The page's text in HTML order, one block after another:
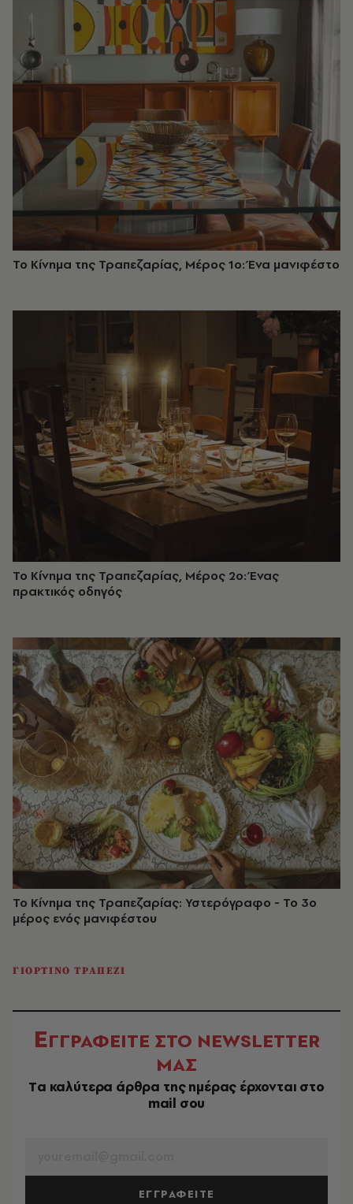
Το Κίνημα της Τραπεζαρίας, Μέρος 1ο: Ένα μανιφέστο
Το Κίνημα της Τραπεζαρίας, Μέρος 2ο: Ένας
πρακτικός οδηγός
Το Κίνημα της Τραπεζαρίας: Υστερόγραφο - Το 3ο
μέρος ενός μανιφέστου
ΓΙΟΡΤΙΝΟ ΤΡΑΠΕΖΙ
ΕΓΓΡΑΦΕΙΤΕ ΣΤΟ NEWSLETTER
ΜΑΣ
Tα καλύτερα άρθρα της ημέρας έρχονται στο
mail σου
ΕΓΓΡΑΦΕΙΤΕ